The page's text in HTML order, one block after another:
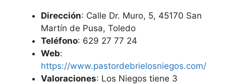
Dirección: Calle Dr. Muro, 5, 45170 San
Martín de Pusa, Toledo
Teléfono: 629 27 77 24
Web:
https://www.pastordebrielosniegos.com/
Valoraciones: Los Niegos tiene 3